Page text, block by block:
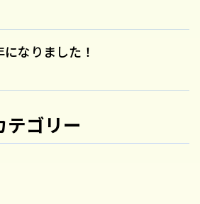
なりました！
テゴリー